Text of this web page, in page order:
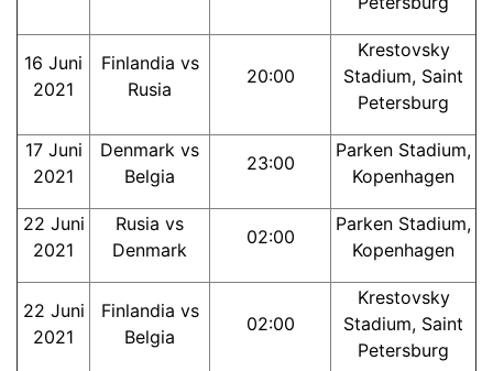
16 Juni
2021
Finlandia vs
Rusia
20:00
Krestovsky
Stadium, Saint
Petersburg
17 Juni
2021
Denmark vs
Belgia
23:00
Parken Stadium,
Kopenhagen
22 Juni
2021
Rusia vs
Denmark
02:00
Parken Stadium,
Kopenhagen
22 Juni
2021
Finlandia vs
Belgia
02:00
Krestovsky
Stadium, Saint
Petersburg